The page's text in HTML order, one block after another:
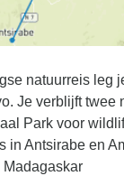
natuurreis leg
Je verblijft twee
Park voor
in Antsirabe en
Madagaskar